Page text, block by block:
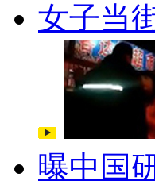
女子当
曝中国